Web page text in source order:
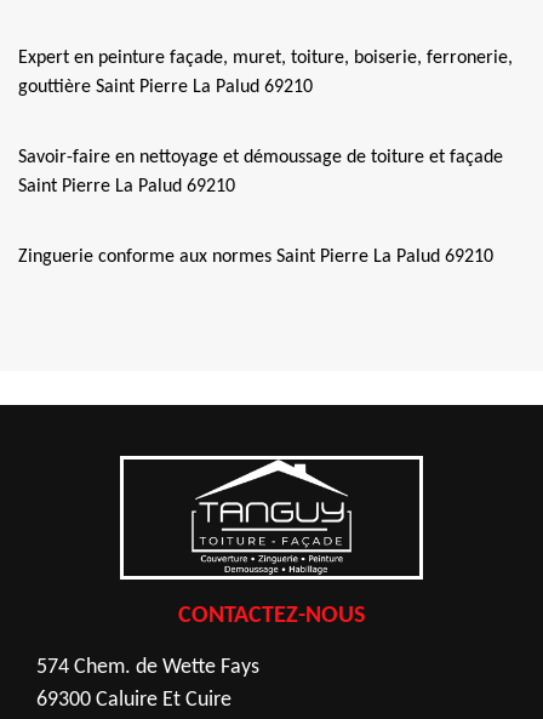
Expert en peinture façade, muret, toiture, boiserie, ferronerie,
gouttière Saint Pierre La Palud 69210
Savoir-faire en nettoyage et démoussage de toiture et façade
Saint Pierre La Palud 69210
Zinguerie conforme aux normes Saint Pierre La Palud 69210
CONTACTEZ-NOUS
574 Chem. de Wette Fays
69300 Caluire Et Cuire